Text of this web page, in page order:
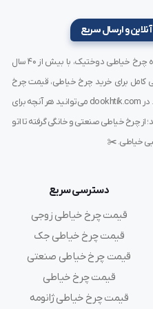
که به خصوص در
از عملکرد بهینه، توصیه
انجام شود.
عالی برای پایه‌های
تمیز کردن و نگهداری
و ارسال سریع
به دوختیک خوش آمدید! 🌟 ما در فروشگاه چرخ خیاطی دوختیک، با بیش از ۴۰ سال
کامل برای خرید چرخ خیاطی، قیمت چرخ
خیاطی، لوازم جانبی و قطعات مرتبط هستیم. در dookhtik.com می‌توانید هر آنچه برای
از چرخ خیاطی صنعتی و خانگی گرفته تا اتو
خیاطی. ✂️
دسترسی سریع
قیمت چرخ خیاطی زوجی
قیمت چرخ خیاطی جک
قیمت چرخ خیاطی صنعتی
قیمت چرخ خیاطی
قیمت چرخ خیاطی ژانومه